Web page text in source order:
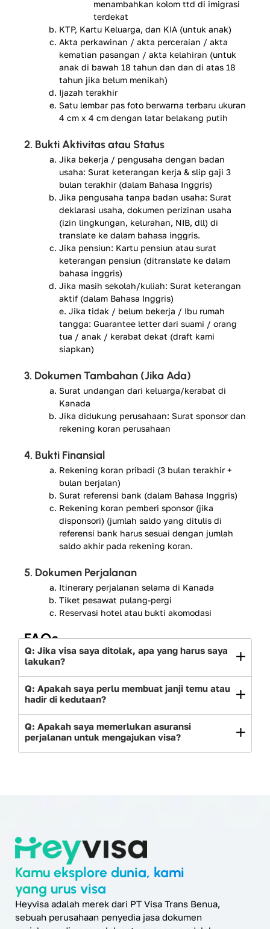
menambahkan kolom ttd di imigrasi
terdekat
KTP, Kartu Keluarga, dan KIA (untuk anak)
Akta perkawinan / akta perceraian / akta
kematian pasangan / akta kelahiran (untuk
anak di bawah 18 tahun dan dan di atas 18
tahun jika belum menikah)
Ijazah terakhir
Satu lembar pas foto berwarna terbaru ukuran
4 cm x 4 cm dengan latar belakang putih
2. Bukti Aktivitas atau Status
Jika bekerja / pengusaha dengan badan
usaha: Surat keterangan kerja & slip gaji 3
bulan terakhir (dalam Bahasa Inggris)
Jika pengusaha tanpa badan usaha: Surat
deklarasi usaha, dokumen perizinan usaha
(izin lingkungan, kelurahan, NIB, dll) di
translate ke dalam bahasa inggris.
Jika pensiun: Kartu pensiun atau surat
keterangan pensiun (ditranslate ke dalam
bahasa inggris)
Jika masih sekolah/kuliah: Surat keterangan
aktif (dalam Bahasa Inggris)
e. Jika tidak / belum bekerja / Ibu rumah
tangga: Guarantee letter dari suami / orang
tua / anak / kerabat dekat (draft kami
siapkan)
3. Dokumen Tambahan (Jika Ada)
Surat undangan dari keluarga/kerabat di
Kanada
Jika didukung perusahaan: Surat sponsor dan
rekening koran perusahaan
4. Bukti Finansial
Rekening koran pribadi (3 bulan terakhir +
bulan berjalan)
Surat referensi bank (dalam Bahasa Inggris)
Rekening koran pemberi sponsor (jika
disponsori) (jumlah saldo yang ditulis di
referensi bank harus sesuai dengan jumlah
saldo akhir pada rekening koran.
5. Dokumen Perjalanan
Itinerary perjalanan selama di Kanada
Tiket pesawat pulang-pergi
Reservasi hotel atau bukti akomodasi
FAQs
Q: Jika visa saya ditolak, apa yang harus saya
lakukan?
Q: Apakah saya perlu membuat janji temu atau
hadir di kedutaan?
Q: Apakah saya memerlukan asuransi
perjalanan untuk mengajukan visa?
Kamu eksplore dunia, kami
yang urus visa
Heyvisa adalah merek dari PT Visa Trans Benua,
sebuah perusahaan penyedia jasa dokumen